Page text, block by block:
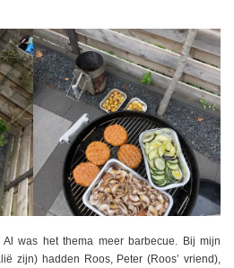
was het thema meer barbecue. Bij mijn
zijn) hadden Roos, Peter (Roos’ vriend),